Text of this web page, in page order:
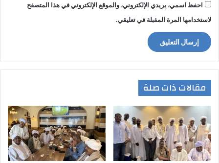
احفظ اسمي، بريدي الإلكتروني، والموقع الإلكتروني في هذا المتصفح
لاستخدامها المرة المقبلة في تعليقي.
مقالات ذات صلة